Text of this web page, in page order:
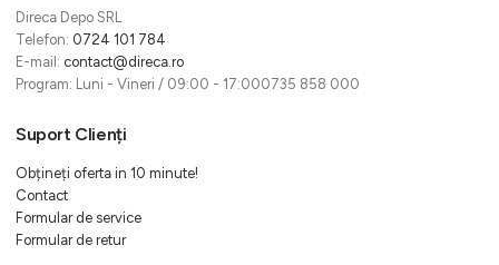
Direca Depo SRL
Telefon: 0724 101 784
E-mail: contact@direca.ro
Program: Luni - Vineri / 09:00 - 17:000735 858 000
Suport Clienți
Obțineți oferta in 10 minute!
Contact
Formular de service
Formular de retur